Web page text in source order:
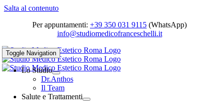
Salta al contenuto
Per appuntamenti: +39 350 031 9115 (WhatsApp)
info@studiomedicofranceschelli.it
Toggle Navigation
Lo Studio
Dr.Anthos
Il Team
Salute e Trattamenti